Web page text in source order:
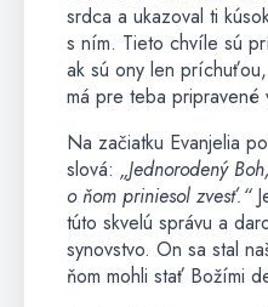
srdca a ukazoval ti
s ním. Tieto chvíle sú
ak sú ony len
má pre teba pripravené
Na začiatku Evanjelia
slová: „Jednorodený
o ňom priniesol zvesť.“
túto skvelú správu a
synovstvo. On sa stal
ňom mohli stať Božími